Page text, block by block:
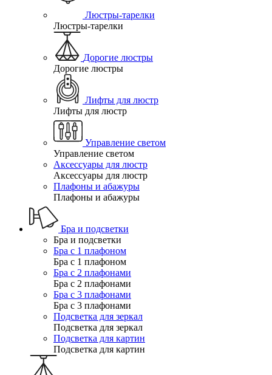
Люстры-тарелки
Люстры-тарелки
Дорогие люстры
Дорогие люстры
Лифты для люстр
Лифты для люстр
Управление светом
Управление светом
Аксессуары для люстр
Аксессуары для люстр
Плафоны и абажуры
Плафоны и абажуры
Бра и подсветки
Бра и подсветки
Бра с 1 плафоном
Бра с 1 плафоном
Бра с 2 плафонами
Бра с 2 плафонами
Бра с 3 плафонами
Бра с 3 плафонами
Подсветка для зеркал
Подсветка для зеркал
Подсветка для картин
Подсветка для картин